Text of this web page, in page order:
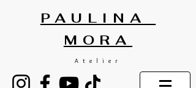
PAULINA
MORA
Atelier